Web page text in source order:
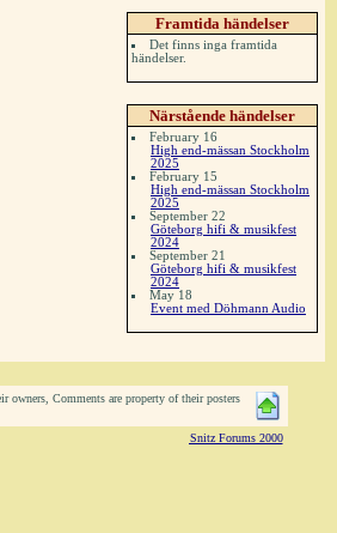
Framtida händelser
Det finns inga framtida
händelser.
Närstående händelser
February 16
High end-mässan Stockholm
2025
February 15
High end-mässan Stockholm
2025
September 22
Göteborg hifi & musikfest
2024
September 21
Göteborg hifi & musikfest
2024
May 18
Event med Döhmann Audio
owners, Comments are property of their posters
Snitz Forums 2000